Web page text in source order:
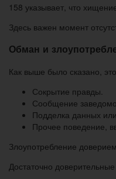
158 указывает, что
Здесь важен момент
Обман и
Как выше было сказано,
Сокрытие правды.
Сообщение
Подделка данных
Прочее поведение,
Злоупотребление
Достаточно